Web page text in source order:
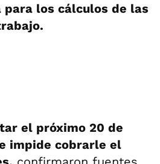
para los cálculos de las
el próximo 20 de
impide cobrarle el